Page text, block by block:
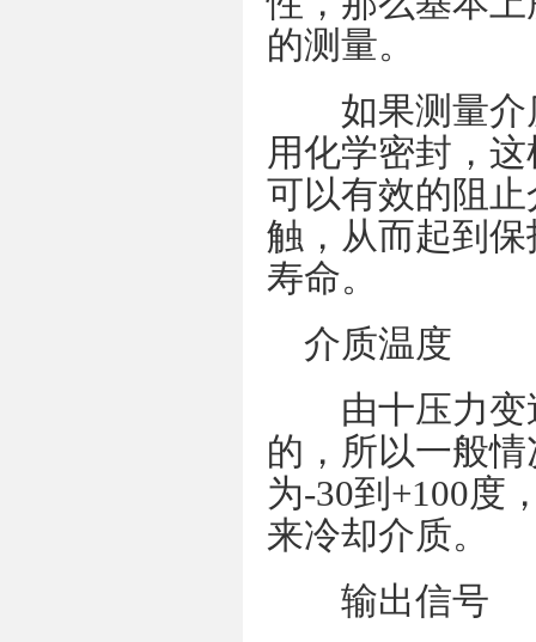
的测量。
如果测量介
用化学密封，
可以有效的阻
触，从而起到
寿命。
介质温度
由十压力变
的，所以一般
为-30到+100度
来冷却介质。
输出信号